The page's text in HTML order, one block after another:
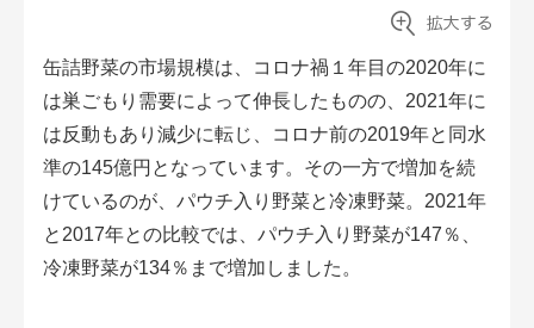
缶詰野菜の市場規模は、コロナ禍１年目の2020年に
は巣ごもり需要によって伸長したものの、2021年に
は反動もあり減少に転じ、コロナ前の2019年と同水
準の145億円となっています。その一方で増加を続
けているのが、パウチ入り野菜と冷凍野菜。2021年
と2017年との比較では、パウチ入り野菜が147％、
冷凍野菜が134％まで増加しました。